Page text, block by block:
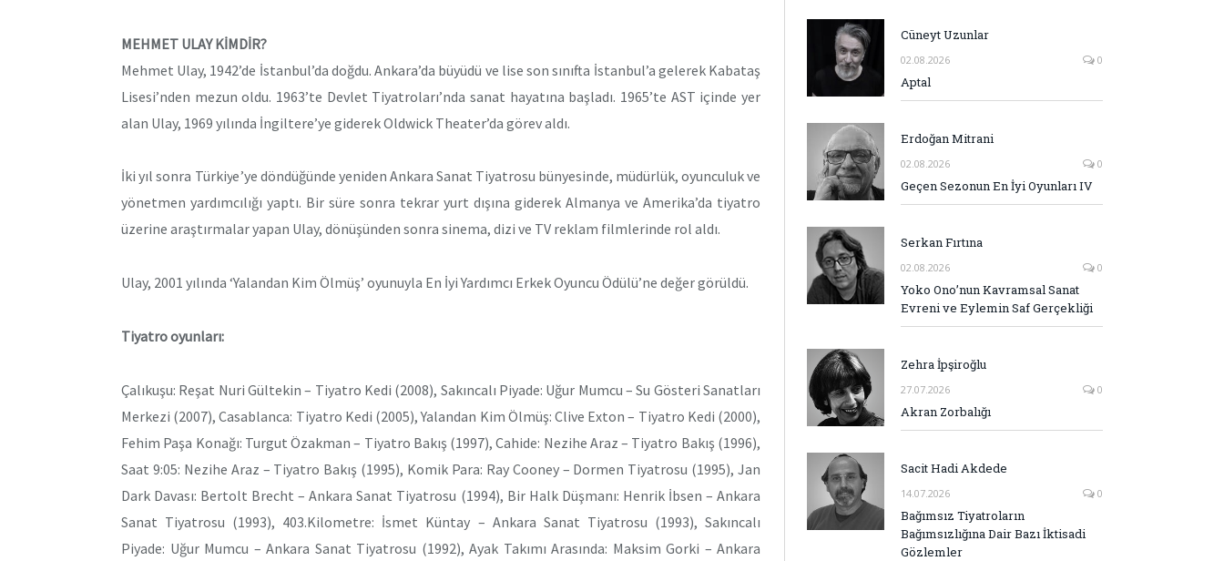
MEHMET ULAY KİMDİR?
Mehmet Ulay, 1942’de İstanbul’da doğdu. Ankara’da büyüdü ve lise son sınıfta İstanbul’a gelerek Kabataş
Lisesi’nden mezun oldu. 1963’te Devlet Tiyatroları’nda sanat hayatına başladı. 1965’te AST içinde yer
alan Ulay, 1969 yılında İngiltere’ye giderek Oldwick Theater’da görev aldı.
İki yıl sonra Türkiye’ye döndüğünde yeniden Ankara Sanat Tiyatrosu bünyesinde, müdürlük, oyunculuk ve
yönetmen yardımcılığı yaptı. Bir süre sonra tekrar yurt dışına giderek Almanya ve Amerika’da tiyatro
üzerine araştırmalar yapan Ulay, dönüşünden sonra sinema, dizi ve TV reklam filmlerinde rol aldı.
Ulay, 2001 yılında ‘Yalandan Kim Ölmüş’ oyunuyla En İyi Yardımcı Erkek Oyuncu Ödülü’ne değer görüldü.
Tiyatro oyunları:
Çalıkuşu: Reşat Nuri Gültekin – Tiyatro Kedi (2008), Sakıncalı Piyade: Uğur Mumcu – Su Gösteri Sanatları
Merkezi (2007), Casablanca: Tiyatro Kedi (2005), Yalandan Kim Ölmüş: Clive Exton – Tiyatro Kedi (2000),
Fehim Paşa Konağı: Turgut Özakman – Tiyatro Bakış (1997), Cahide: Nezihe Araz – Tiyatro Bakış (1996),
Saat 9:05: Nezihe Araz – Tiyatro Bakış (1995), Komik Para: Ray Cooney – Dormen Tiyatrosu (1995), Jan
Dark Davası: Bertolt Brecht – Ankara Sanat Tiyatrosu (1994), Bir Halk Düşmanı: Henrik İbsen – Ankara
Sanat Tiyatrosu (1993), 403.Kilometre: İsmet Küntay – Ankara Sanat Tiyatrosu (1993), Sakıncalı
Piyade: Uğur Mumcu – Ankara Sanat Tiyatrosu (1992), Ayak Takımı Arasında: Maksim Gorki – Ankara
Cüneyt Uzunlar
02.08.2026 0
Aptal
Erdoğan Mitrani
02.08.2026 0
Geçen Sezonun En İyi Oyunları IV
Serkan Fırtına
02.08.2026 0
Yoko Ono’nun Kavramsal Sanat
Evreni ve Eylemin Saf Gerçekliği
Zehra İpşiroğlu
27.07.2026 0
Akran Zorbalığı
Sacit Hadi Akdede
14.07.2026 0
Bağımsız Tiyatroların
Bağımsızlığına Dair Bazı İktisadi
Gözlemler